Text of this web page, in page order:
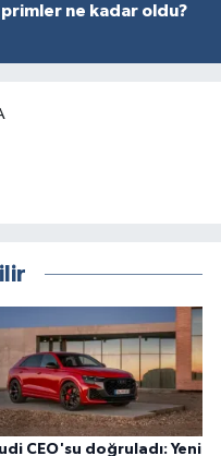
primler ne kadar oldu?
CEO'su doğruladı: Yeni